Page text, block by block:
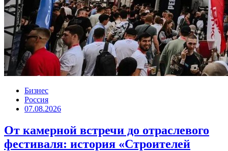
Бизнес
Россия
07.08.2026
От камерной встречи до отраслевого
фестиваля: история «Строителей